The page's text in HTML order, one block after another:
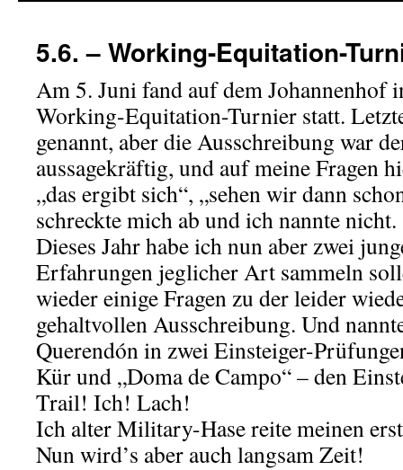
5.6. – Working-Equitation-
Am 5. Juni fand auf dem Johannenhof
Working-Equitation-Turnier statt.
genannt, aber die Ausschreibung war
aussagekräftig, und auf meine Fragen
„das ergibt sich“, „sehen wir dann
schreckte mich ab und ich nannte nicht.
Dieses Jahr habe ich nun aber zwei
Erfahrungen jeglicher Art sammeln
wieder einige Fragen zu der leider
gehaltvollen Ausschreibung. Und
Querendón in zwei Einsteiger-
Kür und „Doma de Campo“ – den
Trail! Ich! Lach!
Ich alter Military-Hase reite meinen
Nun wird’s aber auch langsam Zeit!